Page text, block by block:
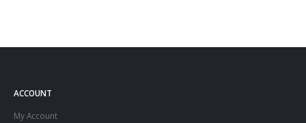
ACCOUNT
My Account